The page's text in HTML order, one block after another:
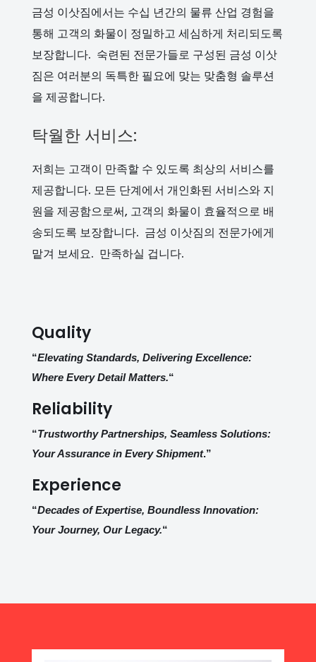
금성 이삿짐에서는 수십 년간의 물류 산업 경험을
통해 고객의 화물이 정밀하고 세심하게 처리되도록
보장합니다. 숙련된 전문가들로 구성된 금성 이삿
짐은 여러분의 독특한 필요에 맞는 맞춤형 솔루션
을 제공합니다.
탁월한 서비스:
저희는 고객이 만족할 수 있도록 최상의 서비스를
제공합니다. 모든 단계에서 개인화된 서비스와 지
원을 제공함으로써, 고객의 화물이 효율적으로 배
송되도록 보장합니다. 금성 이삿짐의 전문가에게
맡겨 보세요. 만족하실 겁니다.
Quality
“Elevating Standards, Delivering Excellence:
Where Every Detail Matters.“
Reliability
“Trustworthy Partnerships, Seamless Solutions:
Your Assurance in Every Shipment.”
Experience
“Decades of Expertise, Boundless Innovation:
Your Journey, Our Legacy.“